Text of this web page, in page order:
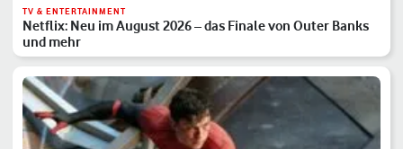
TV & ENTERTAINMENT
Netflix: Neu im August 2026 – das Finale von Outer Banks
und mehr